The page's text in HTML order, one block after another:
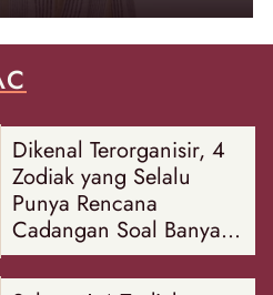
Dikenal Terorganisir, 4
Zodiak yang Selalu
Punya Rencana
Cadangan Soal Banyak
Hal